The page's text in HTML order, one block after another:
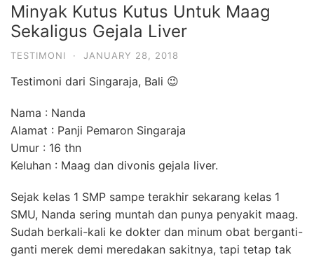
Minyak Kutus Kutus Untuk Maag
Sekaligus Gejala Liver
TESTIMONI · JANUARY 28, 2018
Testimoni dari Singaraja, Bali 😉
Nama : Nanda
Alamat : Panji Pemaron Singaraja
Umur : 16 thn
Keluhan : Maag dan divonis gejala liver.
Sejak kelas 1 SMP sampe terakhir sekarang kelas 1
SMU, Nanda sering muntah dan punya penyakit maag.
Sudah berkali-kali ke dokter dan minum obat berganti-
ganti merek demi meredakan sakitnya, tapi tetap tak